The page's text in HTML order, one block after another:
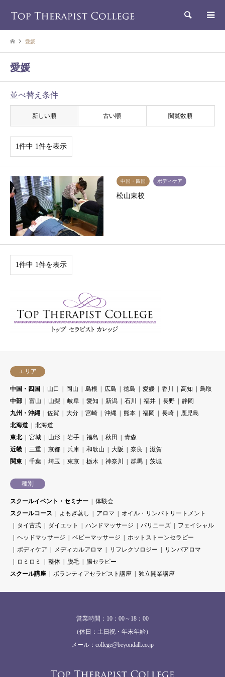
検索
愛媛
愛媛
並べ替え条件
新しい順 古い順 閲覧数順
1件中 1件を表示
中国・四国 ボディケア
松山東校
1件中 1件を表示
エリア
中国・四国 山口 岡山 島根 広島 徳島 愛媛 香川 高知
鳥取
中部
富山 山梨 岐阜 愛知 新潟 石川 福井 長野
静岡
九州・沖縄
佐賀 大分 宮崎 沖縄 熊本 福岡 長崎
鹿児島
北海道
北海道
東北
宮城 山形 岩手 福島 秋田
青森
近畿
三重 京都 兵庫 和歌山 大阪 奈良
滋賀
関東
千葉 埼玉 東京 栃木 神奈川 群馬 茨城
種別
スクールイベント・セミナー
体験会
スクールコース
よもぎ蒸し アロマ
オイル・リンパトリートメント
タイ古式
ダイエット ハンドマッサージ バリニーズ
フェイシャル
ヘッドマッサージ
ベビーマッサージ
ホットストーンセラピー
ボディケア
メディカルアロマ リフレクソロジー
リンパアロマ
ロミロミ
整体 脱毛
腸セラピー
スクール講座
ボランティアセラピスト講座 独立開業講座
営業時間：10：00～18：00
（休日：土日祝・年末年始）
メール：college@beyondall.co.jp